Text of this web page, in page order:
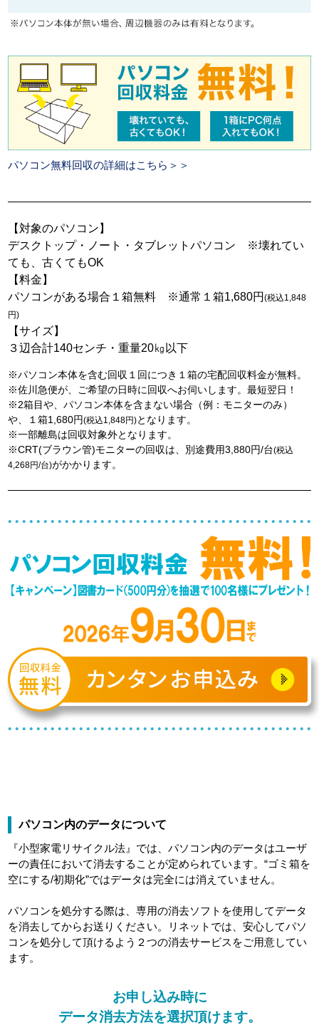
パソコン無料回収の詳細はこちら＞＞
【対象のパソコン】
デスクトップ・ノート・タブレットパソコン ※壊れてい
ても、古くてもOK
【料金】
パソコンがある場合１箱無料 ※通常１箱1,680円(税込1,848
円)
【サイズ】
３辺合計140センチ・重量20㎏以下
※パソコン本体を含む回収１回につき１箱の宅配回収料金が無料。
※佐川急便が、ご希望の日時に回収へお伺いします。最短翌日！
※2箱目や、パソコン本体を含まない場合（例：モニターのみ）
や、１箱1,680円(税込1,848円)となります。
※一部離島は回収対象外となります。
※CRT(ブラウン管)モニターの回収は、別途費用3,880円/台(税込
4,268円/台)がかかります。
パソコン内のデータについて
『小型家電リサイクル法』では、パソコン内のデータはユーザ
ーの責任において消去することが定められています。“ゴミ箱を
空にする/初期化”ではデータは完全には消えていません。
パソコンを処分する際は、専用の消去ソフトを使用してデータ
を消去してからお送りください。リネットでは、安心してパソ
コンを処分して頂けるよう２つの消去サービスをご用意してい
ます。
お申し込み時に
データ消去方法を選択頂けます。